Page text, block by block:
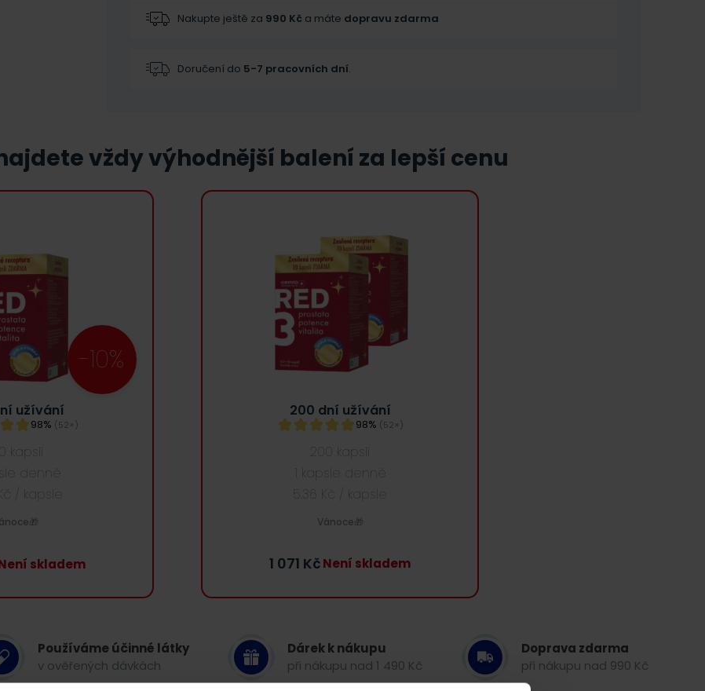
Nakupte ještě za 990 Kč a máte dopravu zdarma
Doručení do 5-7 pracovních dní.
vždy výhodnější balení za lepší cenu
užívání
98% (52×)
kapslí
denně
/ kapsle
-10%
skladem
200 dní užívání
98% (52×)
200 kapslí
1 kapsle denně
5.36 Kč / kapsle
Vánoce🎁
1 071 KčNení skladem
Používáme účinné látky
v ověřených dávkách
Dárek k nákupu
při nákupu nad 1 490 Kč
Doprava zdarma
při nákupu nad 990 Kč